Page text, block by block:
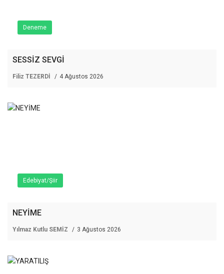
Deneme
SESSİZ SEVGİ
Filiz TEZERDİ 4 Ağustos 2026
Edebiyat/Şiir
NEYİME
Yılmaz Kutlu SEMİZ 3 Ağustos 2026